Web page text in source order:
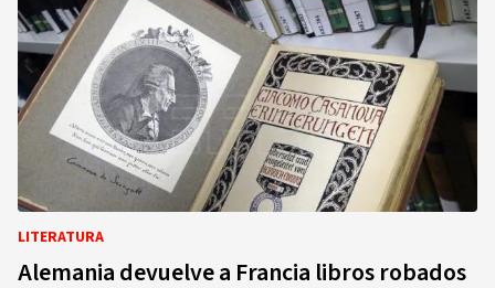
LITERATURA
Alemania devuelve a Francia libros robados